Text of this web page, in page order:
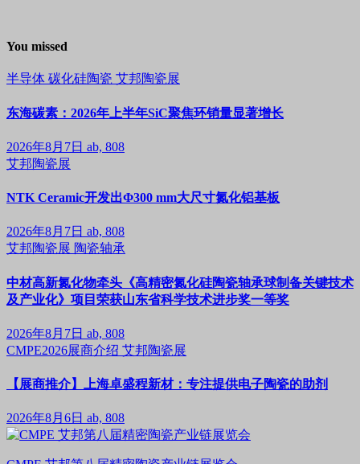
You missed
半导体 碳化硅陶瓷 艾邦陶瓷展
东海碳素：2026年上半年SiC聚焦环销量显著增长
2026年8月7日 ab, 808
艾邦陶瓷展
NTK Ceramic开发出Φ300 mm大尺寸氮化铝基板
2026年8月7日 ab, 808
艾邦陶瓷展 陶瓷轴承
中材高新氮化物牵头《高精密氮化硅陶瓷轴承球制备关键技术
及产业化》项目荣获山东省科学技术进步奖一等奖
2026年8月7日 ab, 808
CMPE2026展商介绍 艾邦陶瓷展
【展商推介】上海卓盛程新材：专注提供电子陶瓷的助剂
2026年8月6日 ab, 808